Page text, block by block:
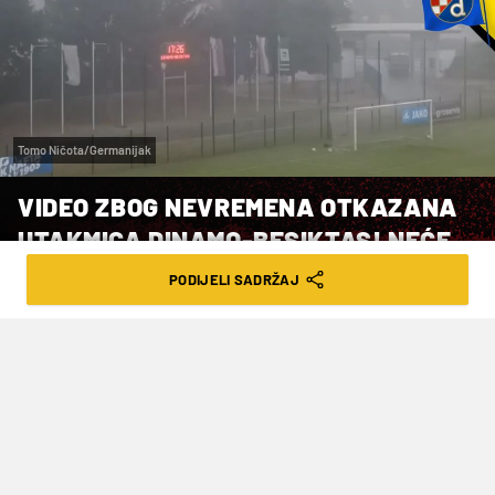
Tomo Ničota/Germanijak
VIDEO ZBOG NEVREMENA OTKAZANA
UTAKMICA DINAMO-BESIKTAS! NEĆE
SE UOPĆE IGRATIPODIJELI SADRŽAJ